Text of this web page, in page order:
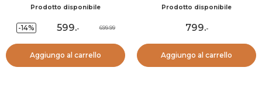
Prodotto disponibile
-14% 599.- 699.99
Aggiungo al carrello
Prodotto disponibile
799.-
Aggiungo al carrello